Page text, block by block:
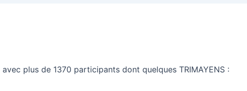
avec plus de 1370 participants dont quelques TRIMAYENS :